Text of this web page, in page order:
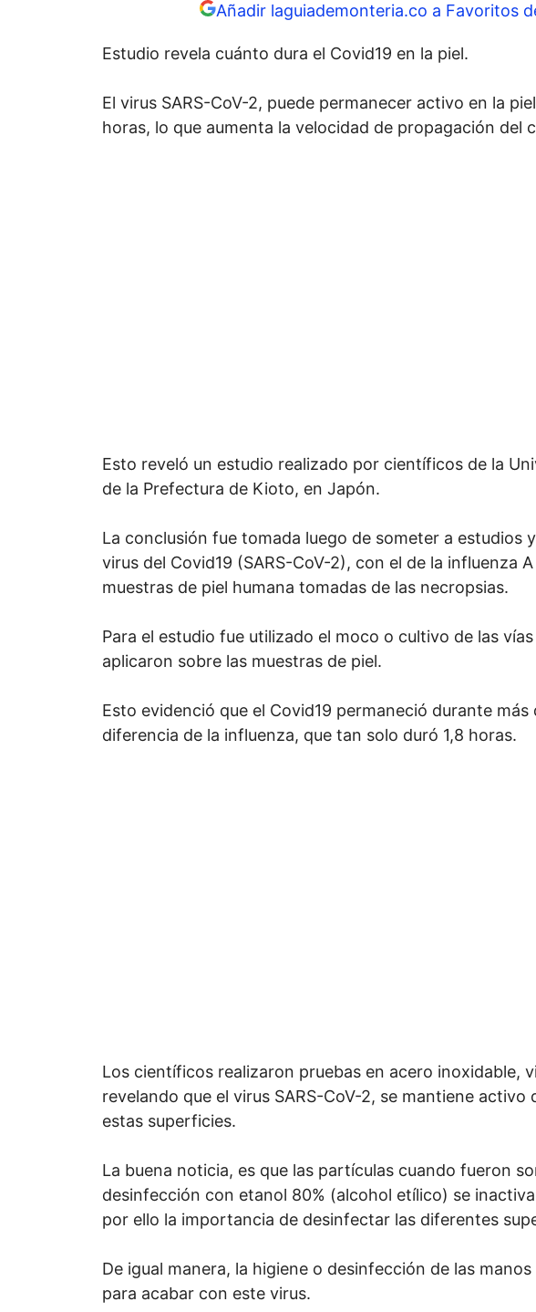
Añadir laguiademonteria.co a Favoritos
Estudio revela cuánto dura el Covid19 en la piel.
El virus SARS-CoV-2, puede permanecer activo en la
horas, lo que aumenta la velocidad de propagación del
Esto reveló un estudio realizado por científicos de la
de la Prefectura de Kioto, en Japón.
La conclusión fue tomada luego de someter a estudios
virus del Covid19 (SARS-CoV-2), con el de la influenza
muestras de piel humana tomadas de las necropsias.
Para el estudio fue utilizado el moco o cultivo de las
aplicaron sobre las muestras de piel.
Esto evidenció que el Covid19 permaneció durante
diferencia de la influenza, que tan solo duró 1,8 horas.
Los científicos realizaron pruebas en acero inoxidable,
revelando que el virus SARS-CoV-2, se mantiene activo
estas superficies.
La buena noticia, es que las partículas cuando fueron
desinfección con etanol 80% (alcohol etílico) se
por ello la importancia de desinfectar las diferentes
De igual manera, la higiene o desinfección de las
para acabar con este virus.